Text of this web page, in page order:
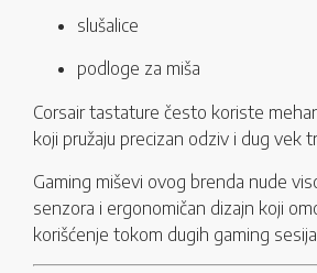
slušalice
podloge za miša
Corsair tastature često koriste
koji pružaju precizan odziv i dug vek
Gaming miševi ovog brenda nude
senzora i ergonomičan dizajn koji
korišćenje tokom dugih gaming